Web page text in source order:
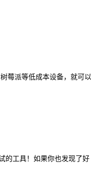
莓派等低成本设备，就可以
的工具！如果你也发现了好